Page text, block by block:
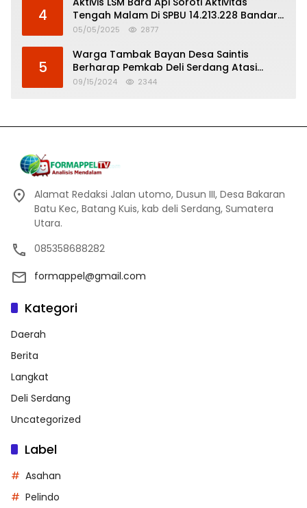
4
Tengah Malam Di SPBU 14.213.228 Bandar
Tinggi
05/05/2025 2877
5
Warga Tambak Bayan Desa Saintis
Berharap Pemkab Deli Serdang Atasi
Banjir
09/15/2024 2344
Alamat Redaksi Jalan utomo, Dusun III, Desa Bakaran
Batu Kec, Batang Kuis, kab deli Serdang, Sumatera
Utara.
085358688282
formappel@gmail.com
Kategori
Daerah
Berita
Langkat
Deli Serdang
Uncategorized
Label
Asahan
Pelindo